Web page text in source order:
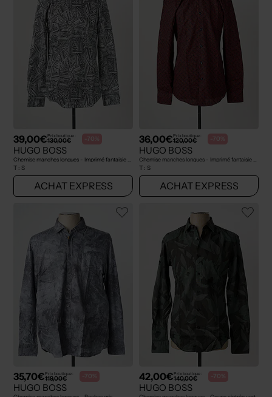
39,00€Prix boutique :
130,00€ -70%
HUGO BOSS
T : S
ACHAT EXPRESS
36,00€Prix boutique :
120,00€ -70%
HUGO BOSS
T : S
ACHAT EXPRESS
35,70€Prix boutique :
119,00€ -70%
HUGO BOSS
42,00€Prix boutique :
140,00€ -70%
HUGO BOSS